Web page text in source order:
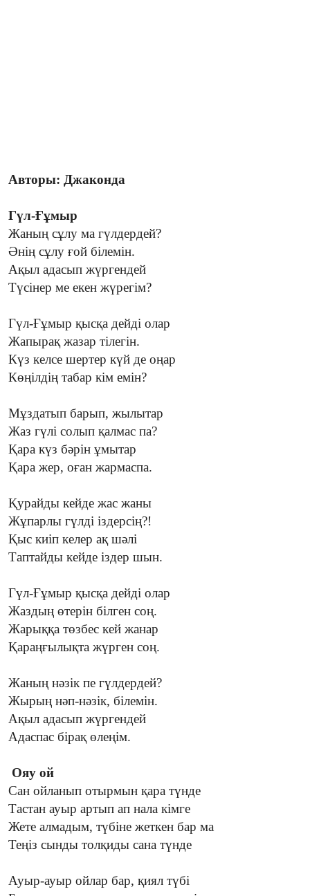
Авторы: Джаконда
Гүл-Ғұмыр
Жаның сұлу ма гүлдердей?
Әнің сұлу ғой білемін.
Ақыл адасып жүргендей
Түсінер ме екен жүрегім?
Гүл-Ғұмыр қысқа дейді олар
Жапырақ жазар тілегін.
Күз келсе шертер күй де оңар
Көңілдің табар кім емін?
Мұздатып барып, жылытар
Жаз гүлі солып қалмас па?
Қара күз бәрін ұмытар
Қара жер, оған жармаспа.
Қурайды кейде жас жаны
Жұпарлы гүлді іздерсің?!
Қыс киіп келер ақ шәлі
Таптайды кейде іздер шын.
Гүл-Ғұмыр қысқа дейді олар
Жаздың өтерін білген соң.
Жарыққа төзбес кей жанар
Қараңғылықта жүрген соң.
Жаның нәзік пе гүлдердей?
Жырың нәп-нәзік, білемін.
Ақыл адасып жүргендей
Адаспас бірақ өлеңім.
Ояу ой
Сан ойланып отырмын қара түнде
Тастан ауыр артып ап нала кімге
Жете алмадым, түбіне жеткен бар ма
Теңіз сынды толқиды сана түнде
Ауыр-ауыр ойлар бар, қиял түбі